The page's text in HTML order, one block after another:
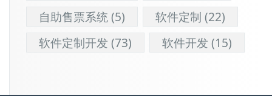
自助售票系统(5) 软件定制 (22)
软件定制开发 (73) 软件开发 (15)